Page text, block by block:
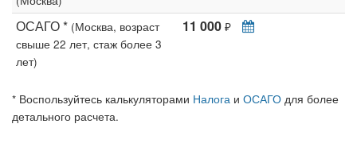
ОСАГО * (Москва, возраст
свыше 22 лет, стаж более 3
лет)
11 000 ₽
* Воспользуйтесь калькуляторами Налога и ОСАГО для более
детального расчета.